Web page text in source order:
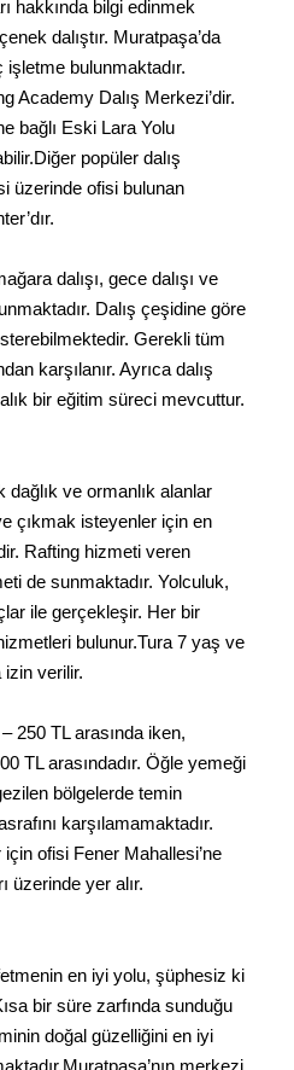
hakkında bilgi edinmek
dalıştır. Muratpaşa’da
bulunmaktadır.
Academy Dalış Merkezi’dir.
bağlı Eski Lara Yolu
popüler dalış
üzerinde ofisi bulunan
dalışı, gece dalışı ve
Dalış çeşidine göre
Gerekli tüm
karşılanır. Ayrıca dalış
bir eğitim süreci mevcuttur.
dağlık ve ormanlık alanlar
çıkmak isteyenler için en
Rafting hizmeti veren
de sunmaktadır. Yolculuk,
ile gerçekleşir. Her bir
bulunur.Tura 7 yaş ve
izin verilir.
250 TL arasında iken,
TL arasındadır. Öğle yemeği
bölgelerde temin
karşılamamaktadır.
ofisi Fener Mahallesi’ne
üzerinde yer alır.
en iyi yolu, şüphesiz ki
bir süre zarfında sunduğu
doğal güzelliğini en iyi
merkezi